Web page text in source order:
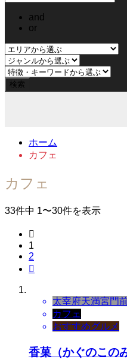
and
or
ホーム
カフェ
カフェ
33件中 1〜30件を表示

1
2

太宰府天満宮門
カフェ
おすすめグルメ
香菓（かぐのこの